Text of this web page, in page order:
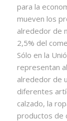
para la
mueven los
alrededor de
2,5% del
Sólo en la
representan
alrededor de
diferentes
calzado, la
productos de